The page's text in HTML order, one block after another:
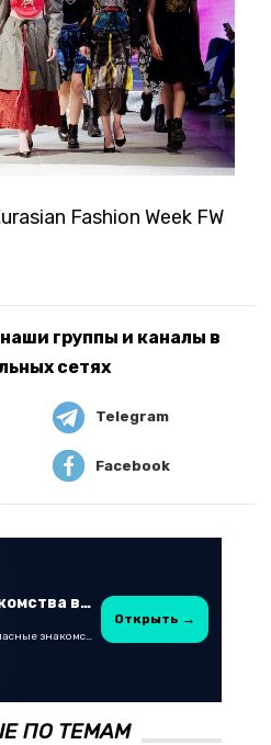
Fashion Week FW
группы и каналы в
сетях
Telegram
Facebook
ZYYN — знакомства в Казахстане
Быстрые и безопасные знакомства в Telegram
Открыть →
ПО ТЕМАМ